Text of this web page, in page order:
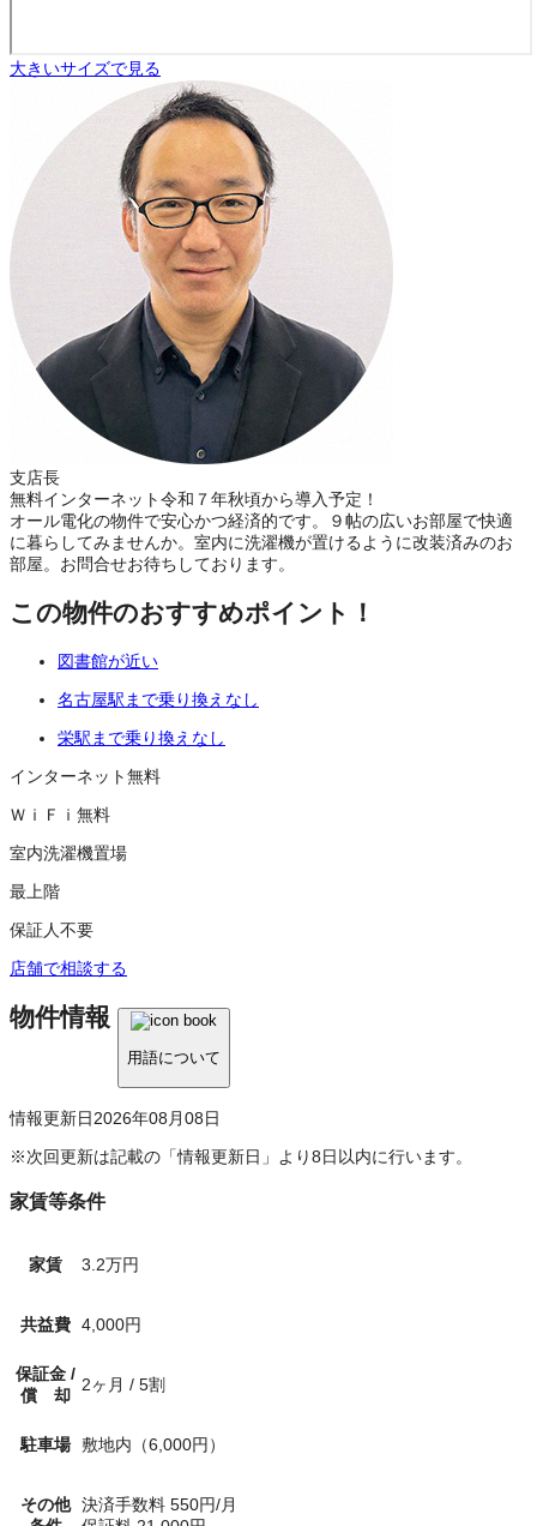
大きいサイズで見る
支店長
無料インターネット令和７年秋頃から導入予定！
オール電化の物件で安心かつ経済的です。９帖の広いお部屋で快適
に暮らしてみませんか。室内に洗濯機が置けるように改装済みのお
部屋。お問合せお待ちしております。
この物件のおすすめポイント！
図書館が近い
名古屋駅まで乗り換えなし
栄駅まで乗り換えなし
インターネット無料
ＷｉＦｉ無料
室内洗濯機置場
最上階
保証人不要
店舗で相談する
物件情報
用語について
情報更新日2026年08月08日
※次回更新は記載の「情報更新日」より8日以内に行います。
家賃等条件
家賃 3.2万円
共益費 4,000円
保証金/
償 却
2ヶ月 / 5割
駐車場 敷地内 （6,000円）
その他 決済手数料 550円/月